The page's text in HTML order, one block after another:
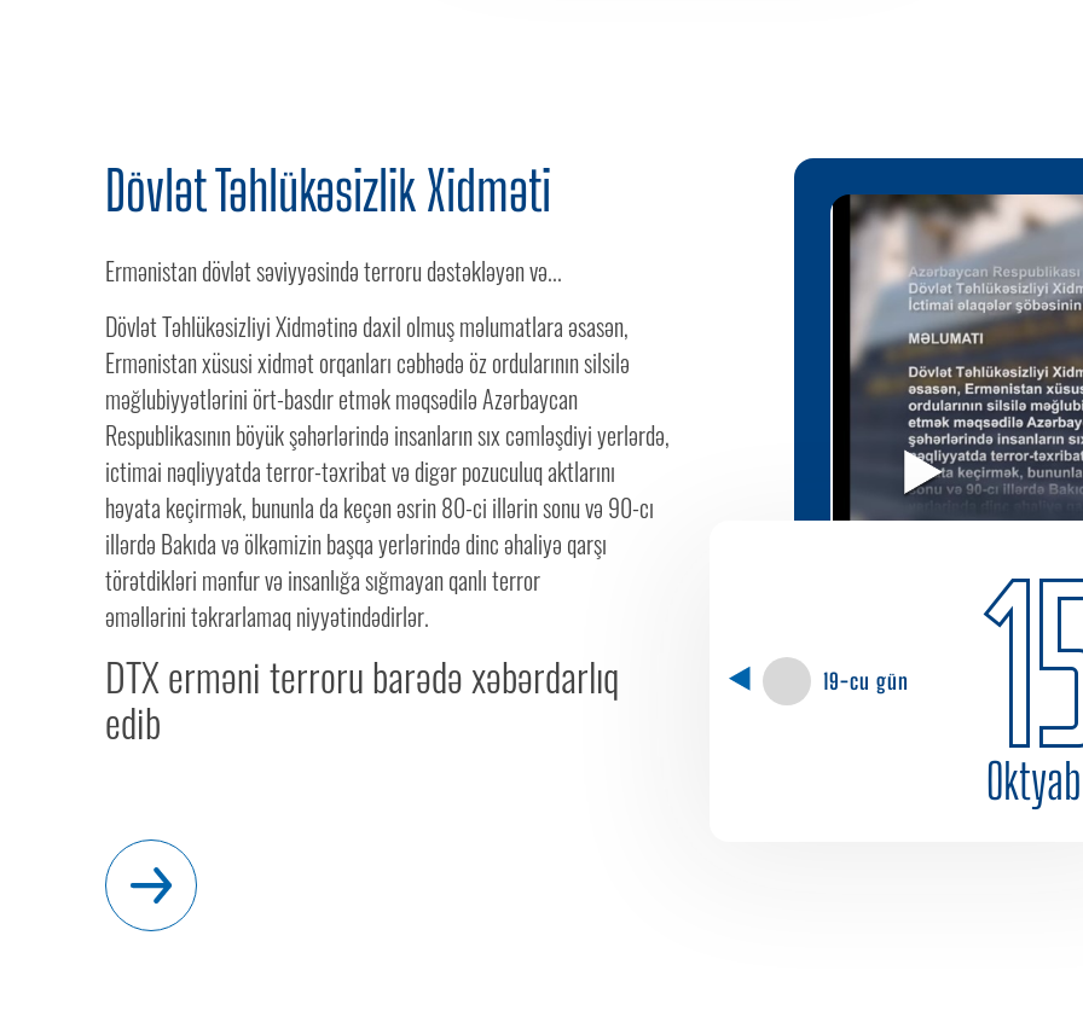
19-cu gün
Dövlət Təhlükəsizlik Xidməti
DTX erməni terroru barədə xəbərdarlıq
edib
Dövlət Təhlükəsizliyi Xidmətinə daxil olmuş məlumatlara əsasən,
Ermənistan xüsusi xidmət orqanları cəbhədə öz ordularının silsilə
məğlubiyyətlərini ört-basdır etmək məqsədilə Azərbaycan
Respublikasının böyük şəhərlərində insanların sıx cəmləşdiyi yerlərdə,
ictimai nəqliyyatda terror-təxribat və digər pozuculuq aktlarını
həyata keçirmək, bununla da keçən əsrin 80-ci illərin sonu və 90-cı
illərdə Bakıda və ölkəmizin başqa yerlərində dinc əhaliyə qarşı
törətdikləri mənfur və insanlığa sığmayan qanlı terror
əməllərini təkrarlamaq niyyətindədirlər.
Ermənistan dövlət səviyyəsində terroru dəstəkləyən və...